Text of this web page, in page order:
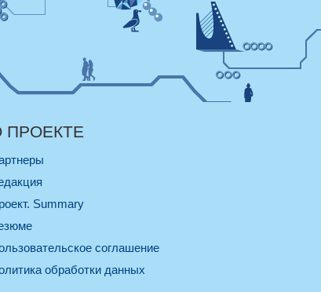
ПРОЕКТЕ
Проект. Summary
соглашение
обработки данных